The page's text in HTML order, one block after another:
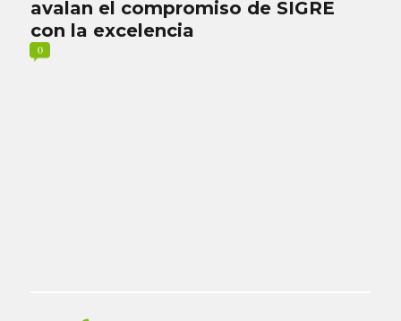
avalan el compromiso de SIGRE
con la excelencia
0